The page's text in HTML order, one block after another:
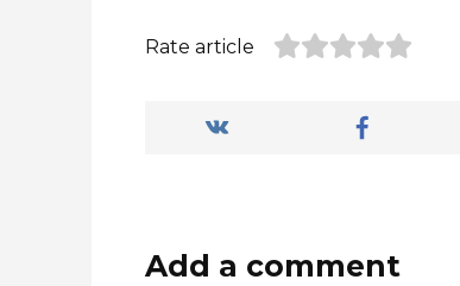
Rate article
Add a comment